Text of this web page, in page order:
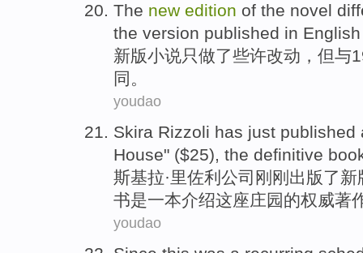
The new edition of the novel
the version published in
新版小说只做了些许改动， 但与
同 。
youdao
Skira Rizzoli has just published
House" ($25), the definitive
斯基拉·里佐利公司 刚刚 出版了新
书是一本介绍这座庄园的权威著
youdao